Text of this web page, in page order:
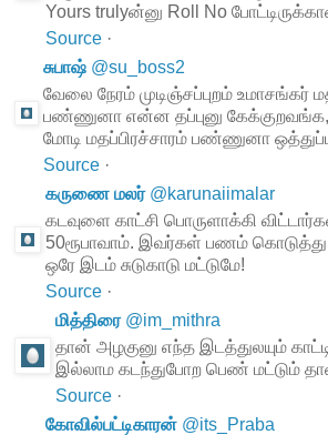
Yours trulyன்னு Roll No
Source ·
சுபாஷ் @su_boss2
வேலை நேரம் முடிஞ்சப்புறம் உமாசங்கர்
பண்ணுனா என்ன தப்புனு
மோடி மதப்பிரச்சாரம் பண்ணுனா
Source ·
கருணை மலர் @karunaiimalar
கடவுளை காட்சி பொருளாக்கி
50ரூபாவாம். இவர்கள் பணம்
ஒரே இடம் சுடுகாடு மட்டுமே!
Source ·
மித்திரை @im_mithra
தான் அழகுனு எந்த இடத்துலயும்
இல்லாம கடந்துபோற பெண் மட்டும்
Source ·
கோவில்பட்டிகாரன் @its_Praba